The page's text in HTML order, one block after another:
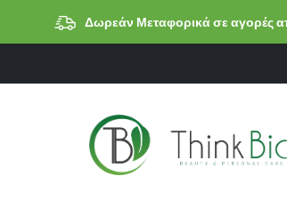
Δωρεάν Μεταφορικά σε αγορές